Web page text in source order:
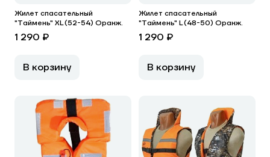
Жилет спасательный
"Таймень" XL (52-54) Оранж.
1 290 ₽
В корзину
Жилет спасательный
"Таймень" L (48-50) Оранж.
1 290 ₽
В корзину